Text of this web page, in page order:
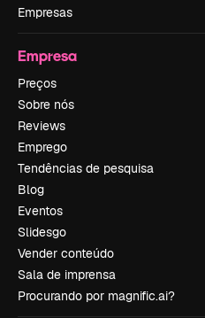
Empresas
Empresa
Preços
Sobre nós
Reviews
Emprego
Tendências de pesquisa
Blog
Eventos
Slidesgo
Vender conteúdo
Sala de imprensa
Procurando por magnific.ai?